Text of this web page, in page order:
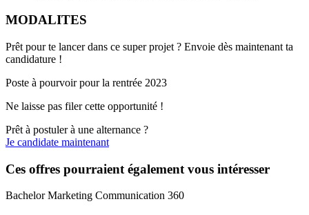
MODALITES
Prêt pour te lancer dans ce super projet ? Envoie dès maintenant ta
candidature !
Poste à pourvoir pour la rentrée 2023
Ne laisse pas filer cette opportunité !
Prêt à postuler à une alternance ?
Je candidate maintenant
Ces offres pourraient également vous intéresser
Bachelor Marketing Communication 360